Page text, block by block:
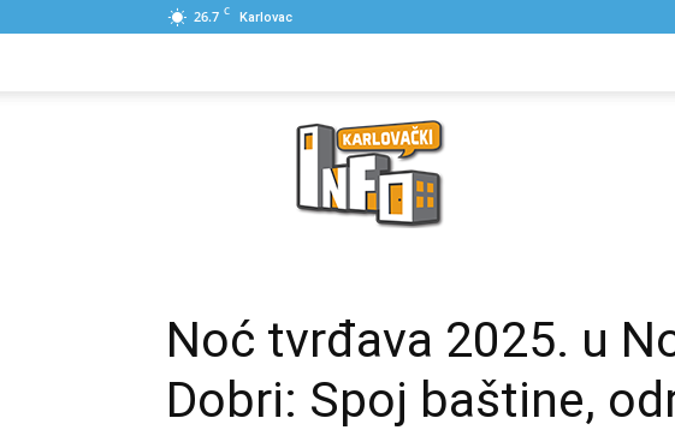
26.7 C Karlovac
Karlovački
Noć tvrđava 2025. u
Dobri: Spoj baštine,